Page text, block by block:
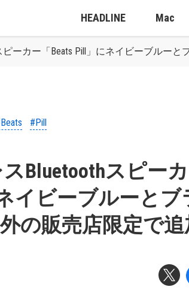
HEADLINE Mac
ピーカー「Beats Pill」にネイビーブルー
#Pill
Bluetoothスピー
イビーブルーとブ
の販売店限定で